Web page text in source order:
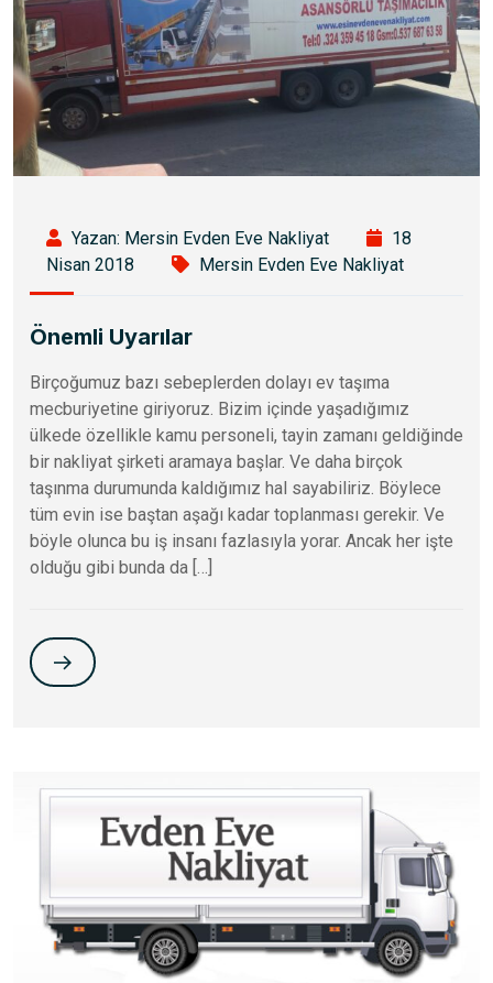
Yazan: Mersin Evden Eve Nakliyat
18
Nisan 2018
Mersin Evden Eve Nakliyat
Önemli Uyarılar
Birçoğumuz bazı sebeplerden dolayı ev taşıma
mecburiyetine giriyoruz. Bizim içinde yaşadığımız
ülkede özellikle kamu personeli, tayin zamanı geldiğinde
bir nakliyat şirketi aramaya başlar. Ve daha birçok
taşınma durumunda kaldığımız hal sayabiliriz. Böylece
tüm evin ise baştan aşağı kadar toplanması gerekir. Ve
böyle olunca bu iş insanı fazlasıyla yorar. Ancak her işte
olduğu gibi bunda da […]